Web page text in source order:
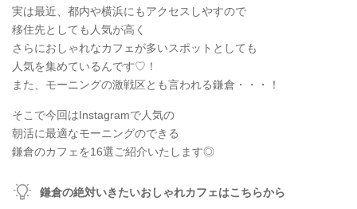
実は最近、都内や横浜にもアクセスしやすので
移住先としても人気が高く
さらにおしゃれなカフェが多いスポットとしても
人気を集めているんです♡！
また、モーニングの激戦区とも言われる鎌倉・・・！
そこで今回はInstagramで人気の
朝活に最適なモーニングのできる
鎌倉のカフェを16選ご紹介いたします◎
鎌倉の絶対いきたいおしゃれカフェはこちらから